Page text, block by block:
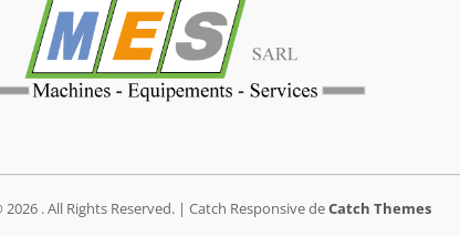
2026 . All Rights Reserved. | Catch Responsive deCatch Themes